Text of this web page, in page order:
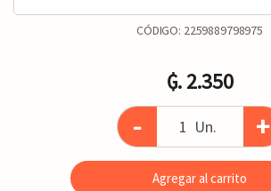
CÓDIGO: 2259889798975
₲. 2.350
- Un. +
Agregar al carrito